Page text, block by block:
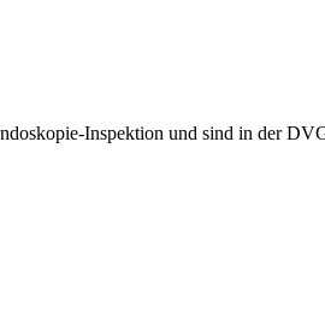
Inspektion und sind in der